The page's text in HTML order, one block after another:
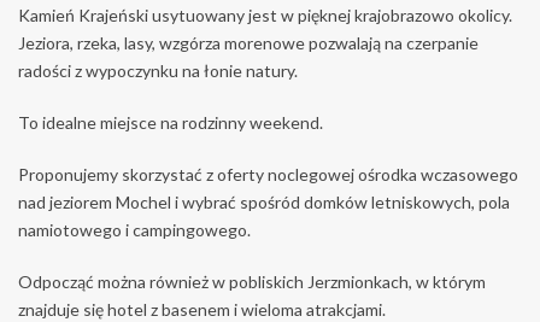
Kamień Krajeński usytuowany jest w pięknej krajobrazowo okolicy.
Jeziora, rzeka, lasy, wzgórza morenowe pozwalają na czerpanie
radości z wypoczynku na łonie natury.
To idealne miejsce na rodzinny weekend.
Proponujemy skorzystać z oferty noclegowej ośrodka wczasowego
nad jeziorem Mochel i wybrać spośród domków letniskowych, pola
namiotowego i campingowego.
Odpocząć można również w pobliskich Jerzmionkach, w którym
znajduje się hotel z basenem i wieloma atrakcjami.